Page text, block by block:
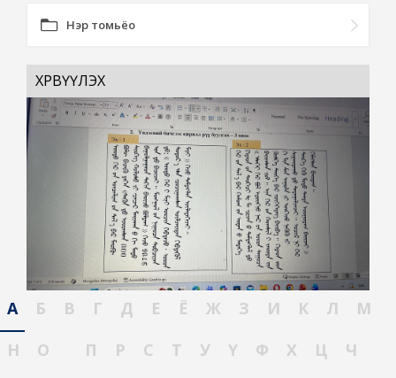
Нэр томьёо
ХӨРВҮҮЛЭХ
А Б В Г Д Е Ё Ж З И К Л
М
Н
О П Р С Т У Ү Ф Х Ц
Ч